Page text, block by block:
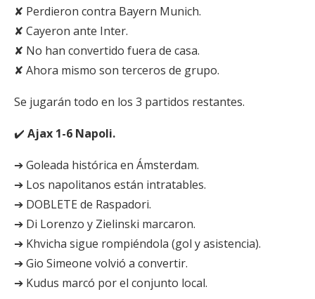
✘ Perdieron contra Bayern Munich.
✘ Cayeron ante Inter.
✘ No han convertido fuera de casa.
✘ Ahora mismo son terceros de grupo.
Se jugarán todo en los 3 partidos restantes.
✔️ Ajax 1-6 Napoli.
➔ Goleada histórica en Ámsterdam.
➔ Los napolitanos están intratables.
➔ DOBLETE de Raspadori.
➔ Di Lorenzo y Zielinski marcaron.
➔ Khvicha sigue rompiéndola (gol y asistencia).
➔ Gio Simeone volvió a convertir.
➔ Kudus marcó por el conjunto local.